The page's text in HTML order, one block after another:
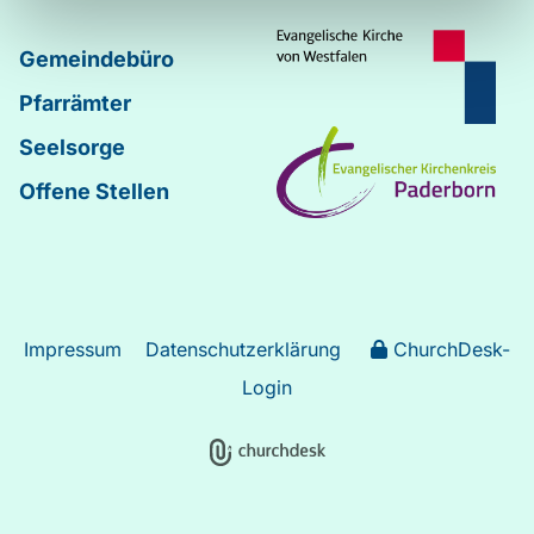
Gemeindebüro
Pfarrämter
Seelsorge
Offene Stellen
Impressum Datenschutzerklärung
ChurchDesk-
Login